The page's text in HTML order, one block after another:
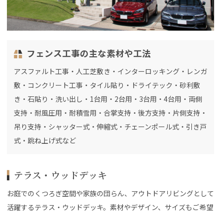
フェンス工事の主な素材や工法
アスファルト工事・人工芝敷き・インターロッキング・レンガ
敷・コンクリート工事・タイル貼り・ドライテック・砂利敷
き・石貼り・洗い出し・1台用・2台用・3台用・4台用・両側
支持・耐風圧用・耐積雪用・合掌支持・後方支持・片側支持・
吊り支持・シャッター式・伸縮式・チェーンポール式・引き戸
式・跳ね上げ式など
テラス・ウッドデッキ
お庭でのくつろぎ空間や家族の団らん、アウトドアリビングとして
活躍するテラス・ウッドデッキ。素材やデザイン、サイズもご希望